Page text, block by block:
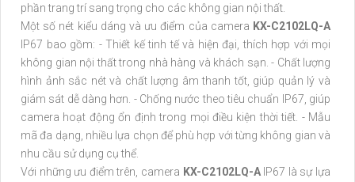
phần trang trí sang trọng cho các không gian nội thất.
Một số nét kiểu dáng và ưu điểm của camera KX-C2102LQ-A
IP67 bao gồm: - Thiết kế tinh tế và hiện đại, thích hợp với mọi
không gian nội thất trong nhà hàng và khách sạn. - Chất lượng
hình ảnh sắc nét và chất lượng âm thanh tốt, giúp quản lý và
giám sát dễ dàng hơn. - Chống nước theo tiêu chuẩn IP67, giúp
camera hoạt động ổn định trong mọi điều kiện thời tiết. - Mẫu
mã đa dạng, nhiều lựa chọn để phù hợp với từng không gian và
nhu cầu sử dụng cụ thể.
Với những ưu điểm trên, camera KX-C2102LQ-A IP67 là sự lựa